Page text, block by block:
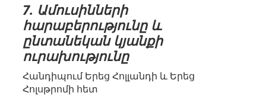
7. Ամուսինների
հարաբերությունը և
ընտանեկան կյանքի
ուրախությունը
Հանդիպում Երեց Հոլլանդի և Երեց
Հոլսթրոմի հետ